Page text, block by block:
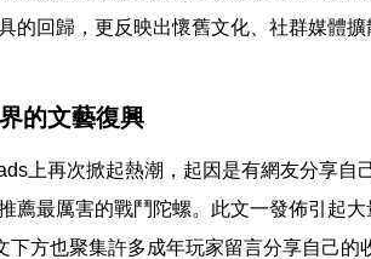
的回歸，更反映出懷舊文化、社群媒體
的文藝復興
上再次掀起熱潮，起因是有網友分享自
薦最厲害的戰鬥陀螺。此文一發佈引起
方也聚集許多成年玩家留言分享自己的